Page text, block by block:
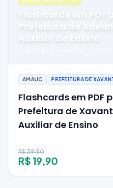
Flashcards em PDF
Prefeitura de
Auxiliar de Ensino
AMAUC PREFEITURA DE
Flashcards em PDF
Prefeitura de
Auxiliar de Ensino
R$ 39,90
R$ 19,90